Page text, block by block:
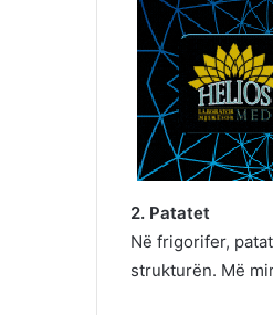
2. Patatet
Në frigorifer,
strukturën. Më